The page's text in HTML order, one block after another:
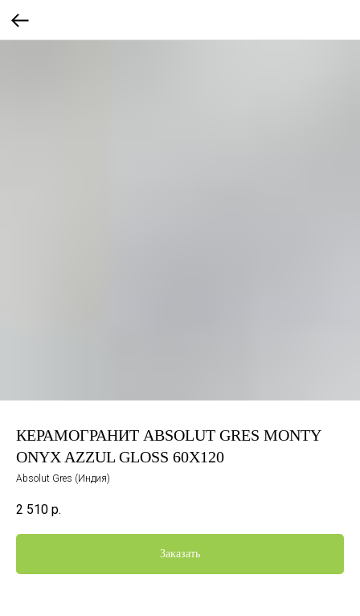
КЕРАМОГРАНИТ ABSOLUT GRES MONTY
ONYX AZZUL GLOSS 60X120
Absolut Gres (Индия)
2 510 р.
Заказать